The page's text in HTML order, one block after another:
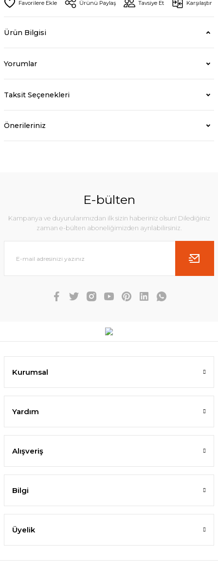
Ürünü Paylaş Tavsiye Et Karşılaştır
Ürün Bilgisi
Yorumlar
Taksit Seçenekleri
Önerileriniz
E-bülten
Kampanya ve duyurularımızdan ilk sizin haberiniz olsun! Dilediğiniz
zaman e-bülten aboneliğimizden ayrılabilirsiniz.
Kurumsal
Yardım
Alışveriş
Bilgi
Üyelik